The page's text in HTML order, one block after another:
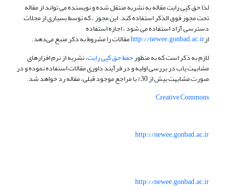
لذا حق کپی رایت مقاله به نشریه منتقل شده و نویسنده می تواند از مقاله
تحت مجوز فوق الذکر استفاده کند. این مجوز ، که توسط بسیاری از مجلات
دسترسی آزاد استفاده می شود ، اجازه استفاده
ازhttp://newee.gonbad.ac.irمقالات را مشروط به ذکر منبع می‌دهد.
لازم به ذکر است که به منظورحفظ حق کپی رایت، نشریه از نرم افزارهای
مشابهت یاب در بررسی اولیه و در فرآیند داوری مقالات استفاده نموده و در
صورت مشابهت بیش از 30% با مراجع موجود قبلی، مقاله رد خواهد شد.
Creative Commons
http://newee.gonbad.ac.ir
http://newee.gonbad.ac.ir